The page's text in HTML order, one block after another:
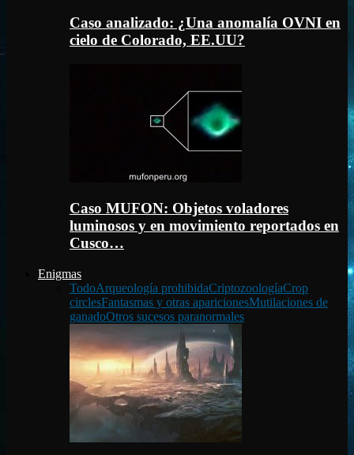
Caso analizado: ¿Una anomalía OVNI en
cielo de Colorado, EE.UU?
Caso MUFON: Objetos voladores
luminosos y en movimiento reportados en
Cusco…
Enigmas
TodoArqueología prohibidaCriptozoologíaCrop
circlesFantasmas y otras aparicionesMutilaciones de
ganadoOtros sucesos paranormales